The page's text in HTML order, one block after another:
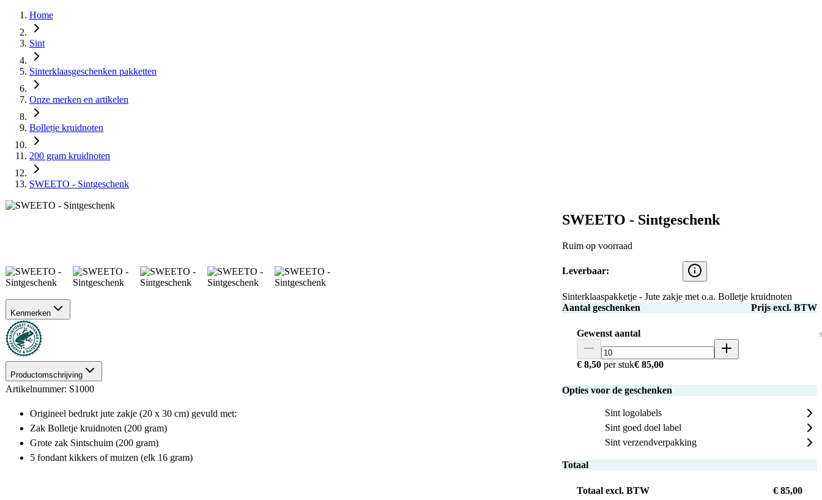
Home
Sint
Sinterklaasgeschenken pakketten
Onze merken en artikelen
Bolletje kruidnoten
200 gram kruidnoten
SWEETO - Sintgeschenk
SWEETO - Sintgeschenk
Ruim op voorraad
Leverbaar:
Sinterklaaspakketje - Jute zakje met o.a. Bolletje kruidnoten
Aantal geschenken
Prijs excl. BTW
Gewenst aantal
€ 8,50per stuk€ 85,00
Opties voor de geschenken
Sint logolabels
Sint goed doel label
Sint verzendverpakking
Totaal
Totaal excl. BTW
€ 85,00
Kenmerken
Productomschrijving
Artikelnummer: S1000
Origineel bedrukt jute zakje (20 x 30 cm) gevuld met:
Zak Bolletje kruidnoten (200 gram)
Grote zak Sintschuim (200 gram)
5 fondant kikkers of muizen (elk 16 gram)